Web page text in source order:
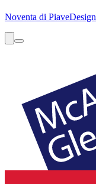
Noventa di Piave